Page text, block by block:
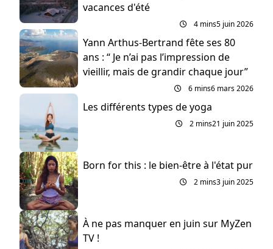
vacances d'été
4 mins5 juin 2026
Yann Arthus-Bertrand fête ses 80
ans : “ Je n’ai pas l’impression de
vieillir, mais de grandir chaque jour”
6 mins6 mars 2026
Les différents types de yoga
2 mins21 juin 2025
Born for this : le bien-être à l'état pur
2 mins3 juin 2025
À ne pas manquer en juin sur MyZen
TV !